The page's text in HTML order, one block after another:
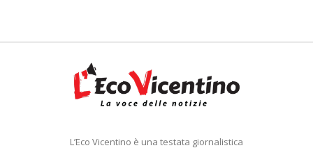
L’Eco Vicentino è una testata giornalistica